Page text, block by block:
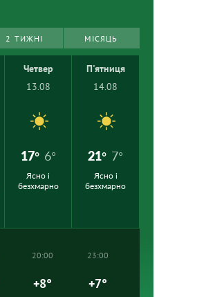
2 ТИЖНІ МІСЯЦЬ
Четвер
13.08
17° 6°
Ясно і
безхмарно
П'ятниця
14.08
21° 7°
Ясно і
безхмарно
20:00
+8°
23:00
+7°